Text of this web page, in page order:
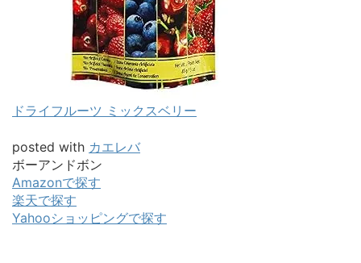
ドライフルーツ ミックスベリー
posted with カエレバ
ボーアンドボン
Amazonで探す
楽天で探す
Yahooショッピングで探す